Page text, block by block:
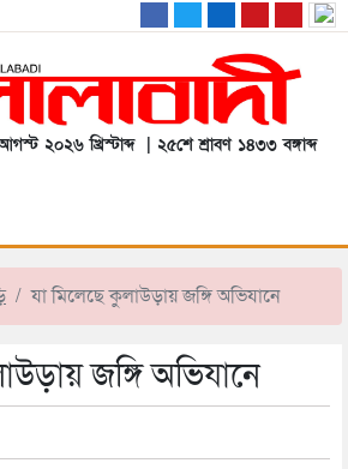
২০২৬ খ্রিস্টাব্দ | ২৫শে শ্রাবণ ১৪৩৩ বঙ্গাব্দ
যা মিলেছে কুলাউড়ায় জঙ্গি অভিযানে
জঙ্গি অভিযানে